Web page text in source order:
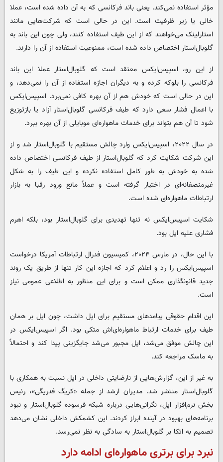
مؤثر استفاده نمی‌کند. یعنی باند فرکانسی که به آن داده شده است، عملا
خالی یا زیر ظرفیت است. این در حالی است که شرکت‌هایی مانند
استارلینک می‌خواهند که از این طیف استفاده کنند، ولی چون این باند به
گلوبال‌استار اختصاص داده شده است، ممنوعیت استفاده از آن را دارند.
از این رو، اسپیس‌ایکس معتقد است که گلوبال‌استار عملا این باند
فرکانسی را بلوکه کرده و به دیگران اجازه استفاده از آن را نمی‌دهد، و
این در حالی است که خودش هم از آن بهره کافی نمی‌برد. اسپیس‌ایکس
با اعمال فشار سعی دارد که طیف فرکانسی گلوبال‌استار آزاد یا بازتوزیع
شود تا آن هم بتواند برای خدمات ماهواره‌ای موبایلی از آن بهره ببرد.
در سال ۲۰۲۲، اسپیس‌ایکس وارد چالش مستقیم با گلوبال‌استار شد و از
این شرکت شکایت کرد که گلوبال‌استار از طیف فرکانسی اختصاص داده
شده به خودش به طور کامل استفاده نکرده و این طیف را به شکل
غیرمنصفانه‌ای در اختیار گرفته است و عملاً مانع ورود رقبا به بازار
ارتباطات ماهواره‌ای شده است.
شکایت اسپیس‌ایکس نه ‌تنها تهدیدی برای گلوبال‌استار بود، بلکه اهرم
فشاری علیه اپل بود.
با این حال، در مارس ۲۰۲۴، کمیسیون فدرال ارتباطات آمریکا درخواست
اسپیس‌ایکس را رد و اعلام کرد که اجازه این کار تنها از طریق یک روند
جدید قانونگذاری ممکن است و برای این منظور به اطلاعی عمومی نیاز
است.
این اقدام حقوقی پیامدهای مستقیم برای اپل داشت، چون اپل بر همان
طیف برای خدمات ارتباط ماهواره‌ای‌اش متکی بود. اگر اسپیس‌ایکس در
این چالش موفق می‌شد، اپل مجبور می‌شد جایگزینی پیدا کند و احتمالاً
به ماسک مراجعه کند.
به غیر از این، گزارش‌هایی از نارضایتی داخلی در اپل نسبت به همکاری با
گلوبال‌استار منتشر شد. مدیران ارشد از جمله «کریگ فدریگی»، رئیس
بخش نرم‌افزار اپل، نگرانی‌هایی درباره شبکه فرسوده گلوبال‌استار و نبود
برنامه‌های بهبود در آینده ابراز کردند. این کشمکش داخلی نشان می‌دهد
تصمیم به اتکا بر گلوبال‌استار به سادگی به نظر نمی‌رسد.
نبرد برای برتری ماهواره‌ای ادامه دارد